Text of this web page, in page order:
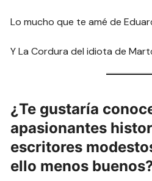
Lo mucho que te amé de
Y La Cordura del idiota de
¿Te gustaría
apasionantes
escritores
ello menos